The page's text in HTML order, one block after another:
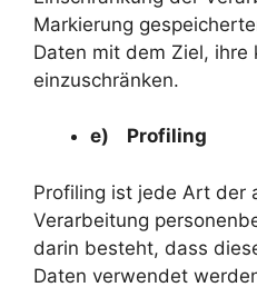
Markierung
Daten mit dem Ziel, ihre
einzuschränken.
e) Profiling
Profiling ist jede Art der
Verarbeitung
darin besteht, dass
Daten verwendet